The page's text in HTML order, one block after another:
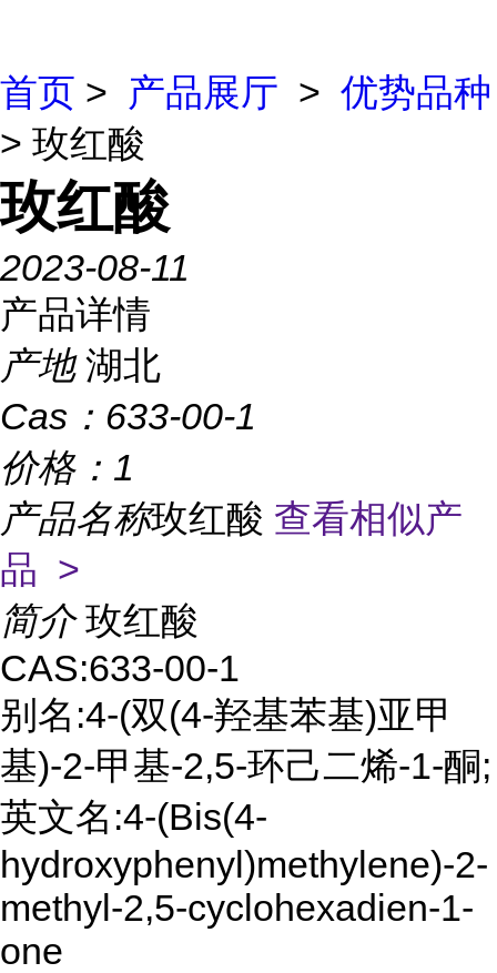
首页 > 产品展厅 > 优势品种
> 玫红酸
玫红酸
2023-08-11
产品详情
产地 湖北
Cas： 633-00-1
价格： 1
产品名称玫红酸 查看相似产
品 >
简介 玫红酸
CAS:633-00-1
别名:4-(双(4-羟基苯基)亚甲
基)-2-甲基-2,5-环己二烯-1-酮;
英文名:4-(Bis(4-
hydroxyphenyl)methylene)-2-
methyl-2,5-cyclohexadien-1-
one